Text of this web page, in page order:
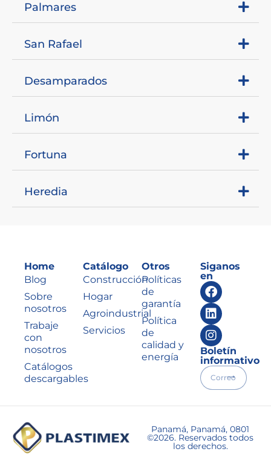
Palmares
San Rafael
Desamparados
Limón
Fortuna
Heredia
Home
Blog
Sobre
nosotros
Trabaje
con
nosotros
Catálogos
descargables
Catálogo
Construcción
Hogar
Agroindustrial
Servicios
Otros
Políticas
de
garantía
Política
de
calidad y
energía
Siganos
en
Boletín
informativo
Panamá, Panamá, 0801
©2026. Reservados todos
los derechos.